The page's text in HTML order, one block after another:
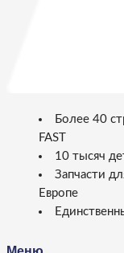
Более 40
FAST
10 тысяч
Запчасти
Европе